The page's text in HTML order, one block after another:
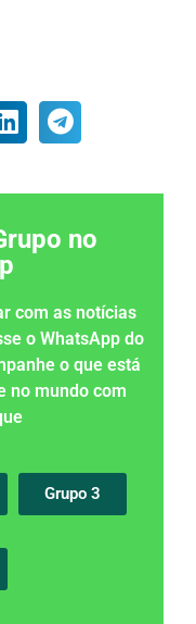
no
com as notícias
o WhatsApp do
o que está
no mundo com
Grupo 3